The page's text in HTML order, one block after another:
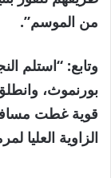
من الموسم”.
وتابع: “استلم
بورنموث،
قوية غطت
الزاوية العليا